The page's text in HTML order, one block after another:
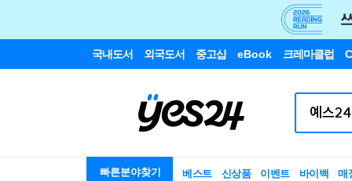
국내도서 외국도서 중고샵 eBook 크레마클럽
빠른분야찾기 베스트 신상품 이벤트 바이백 매